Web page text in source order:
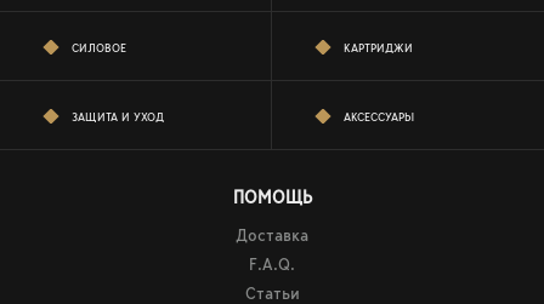
СИЛОВОЕ КАРТРИДЖИ
ЗАЩИТА И УХОД АКСЕССУАРЫ
ПОМОЩЬ
Доставка
F.A.Q.
Статьи